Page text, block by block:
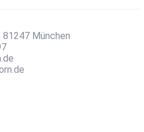
81247 München